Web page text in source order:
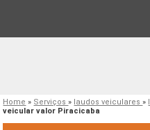
Home » Serviços» laudos veiculares»
veicular valor Piracicaba